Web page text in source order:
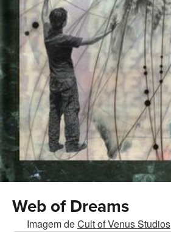
Web of Dreams
Imagem deCult of Venus Studios